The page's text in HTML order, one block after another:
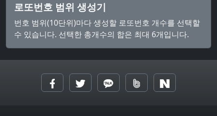
로또번호 범위 생성기
번호 범위(10단위)마다 생성할 로또번호 개수를 선택할
수 있습니다. 선택한 총개수의 합은 최대 6개입니다.